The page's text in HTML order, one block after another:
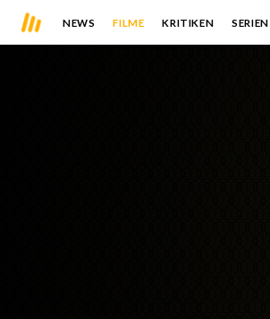
NEWS FILME KRITIKEN SERIEN